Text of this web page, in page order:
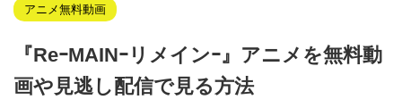
アニメ無料動画
『ReｰMAINｰリメインｰ』アニメを無料動
画や見逃し配信で見る方法